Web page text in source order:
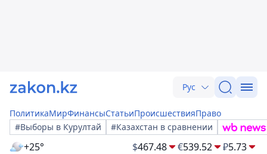
Рус
ПолитикаМирФинансыСтатьиПроисшествияПраво
#Выборы в Курултай
#Казахстан в сравнении
+25° $467.48 €539.52 ₽5.73